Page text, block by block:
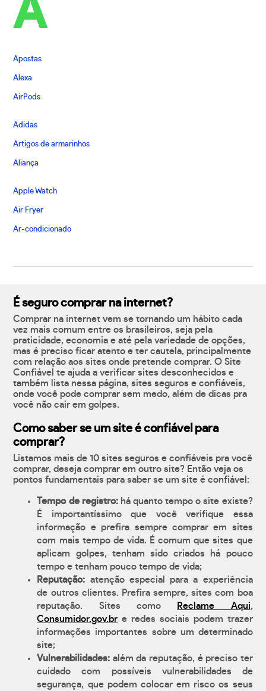
A
Apostas
Alexa
AirPods
Adidas
Artigos de armarinhos
Aliança
Apple Watch
Air Fryer
Ar-condicionado
É seguro comprar na internet?
Comprar na internet vem se tornando um hábito cada
vez mais comum entre os brasileiros, seja pela
praticidade, economia e até pela variedade de opções,
mas é preciso ficar atento e ter cautela, principalmente
com relação aos sites onde pretende comprar. O Site
Confiável te ajuda a verificar sites desconhecidos e
também lista nessa página, sites seguros e confiáveis,
onde você pode comprar sem medo, além de dicas pra
você não cair em golpes.
Como saber se um site é confiável para
comprar?
Listamos mais de 10 sites seguros e confiáveis pra você
comprar, deseja comprar em outro site? Então veja os
pontos fundamentais para saber se um site é confiável:
Tempo de registro:há quanto tempo o site existe?
É importantíssimo que você verifique essa
informação e prefira sempre comprar em sites
com mais tempo de vida. É comum que sites que
aplicam golpes, tenham sido criados há pouco
tempo e tenham pouco tempo de vida;
Reputação: atenção especial para a experiência
de outros clientes. Prefira sempre, sites com boa
reputação. Sites como
Reclame Aqui,
Consumidor.gov.br e redes sociais podem trazer
informações importantes sobre um determinado
site;
Vulnerabilidades: além da reputação, é preciso ter
cuidado com possíveis vulnerabilidades de
segurança, que podem colocar em risco os seus